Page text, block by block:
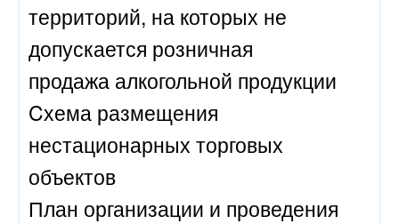
территорий, на которых не
допускается розничная
продажа алкогольной продукции
Cхема размещения
нестационарных торговых
объектов
План организации и проведения